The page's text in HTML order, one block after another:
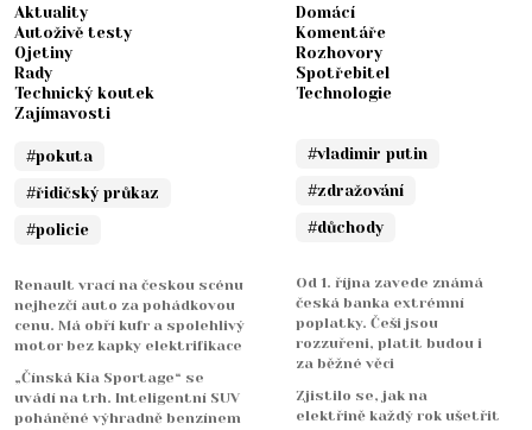
Aktuality
Autoživě testy
Ojetiny
Rady
Technický koutek
Zajímavosti
#pokuta
#řidičský průkaz
#policie
Renault vrací na českou scénu
nejhezčí auto za pohádkovou
cenu. Má obří kufr a spolehlivý
motor bez kapky elektrifikace
„Čínská Kia Sportage“ se
uvádí na trh. Inteligentní SUV
poháněné výhradně benzínem
Domácí
Komentáře
Rozhovory
Spotřebitel
Technologie
#vladimir putin
#zdražování
#důchody
Od 1. října zavede známá
česká banka extrémní
poplatky. Češi jsou
rozzuřeni, platit budou i
za běžné věci
Zjistilo se, jak na
elektřině každý rok ušetřit